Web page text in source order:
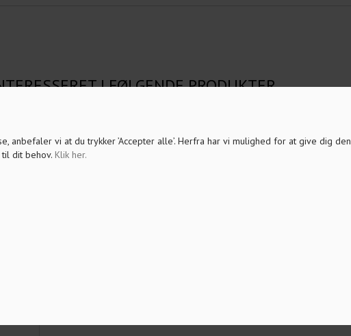
anbefaler vi at du trykker ’Accepter alle’. Herfra har vi mulighed for at give dig den
dit behov. Klik her.
I FØLGENDE PRODUKTER